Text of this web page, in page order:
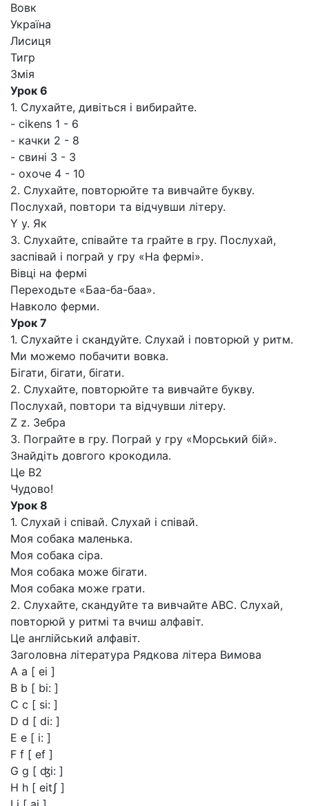
Вовк
Україна
Лисиця
Тигр
Змія
Урок 6
1. Слухайте, дивіться і вибирайте.
- cikens 1 - 6
- качки 2 - 8
- свині 3 - 3
- охоче 4 - 10
2. Слухайте, повторюйте та вивчайте букву.
Послухай, повтори та відчувши літеру.
Y y. Як
3. Слухайте, співайте та грайте в гру. Послухай,
заспівай і пограй у гру «На фермі».
Вівці на фермі
Переходьте «Баа-ба-баа».
Навколо ферми.
Урок 7
1. Слухайте і скандуйте. Слухай і повторюй у ритм.
Ми можемо побачити вовка.
Бігати, бігати, бігати.
2. Слухайте, повторюйте та вивчайте букву.
Послухай, повтори та відчувши літеру.
Z z. Зебра
3. Пограйте в гру. Пограй у гру «Морський бій».
Знайдіть довгого крокодила.
Це В2
Чудово!
Урок 8
1. Слухай і співай. Слухай і співай.
Моя собака маленька.
Моя собака сіра.
Моя собака може бігати.
Моя собака може грати.
2. Слухайте, скандуйте та вивчайте ABC. Слухай,
повторюй у ритмі та вчиш алфавіт.
Це англійський алфавіт.
Заголовна література Рядкова літера Вимова
A a [ ei ]
B b [ bi: ]
C c [ si: ]
D d [ di: ]
E e [ i: ]
F f [ ef ]
G g [ ʤi: ]
H h [ eitʃ ]